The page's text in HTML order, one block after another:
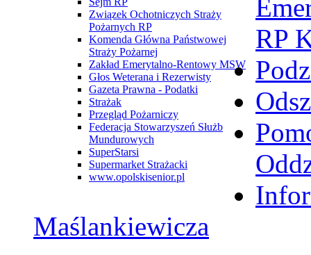
Związek Ochotniczych Straży
Pożarnych RP
Komenda Główna Państwowej
Straży Pożarnej
Zakład Emerytalno-Rentowy MSW
Głos Weterana i Rezerwisty
Gazeta Prawna - Podatki
Strażak
Przegląd Pożarniczy
Federacja Stowarzyszeń Służb
Mundurowych
SuperStarsi
Supermarket Strażacki
www.opolskisenior.pl
RP
Maślankiewicza